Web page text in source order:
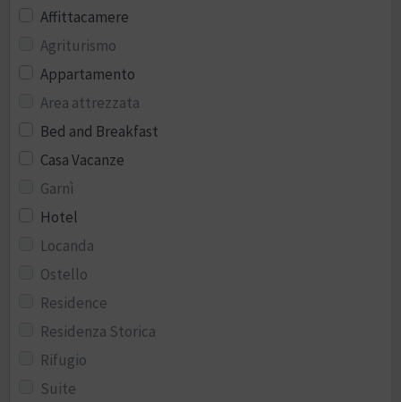
Affittacamere
Agriturismo
Appartamento
Area attrezzata
Bed and Breakfast
Casa Vacanze
Garnì
Hotel
Locanda
Ostello
Residence
Residenza Storica
Rifugio
Suite